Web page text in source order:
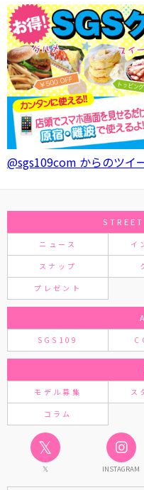
@sgs109com からのツイ
ニュース イ
スナップ
プレゼント
SGS109
モデル募集 ス
コラム
𝕏
𝕏 INSTAGRAM